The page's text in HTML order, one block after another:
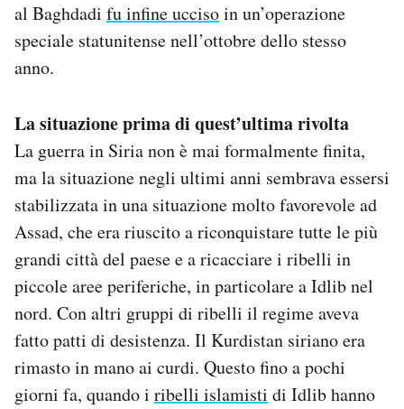
al Baghdadi fu infine uccisoin un’operazione
speciale statunitense nell’ottobre dello stesso
anno.
La situazione prima di quest’ultima rivolta
La guerra in Siria non è mai formalmente finita,
ma la situazione negli ultimi anni sembrava essersi
stabilizzata in una situazione molto favorevole ad
Assad, che era riuscito a riconquistare tutte le più
grandi città del paese e a ricacciare i ribelli in
piccole aree periferiche, in particolare a Idlib nel
nord. Con altri gruppi di ribelli il regime aveva
fatto patti di desistenza. Il Kurdistan siriano era
rimasto in mano ai curdi. Questo fino a pochi
giorni fa, quando i ribelli islamisti di Idlib hanno